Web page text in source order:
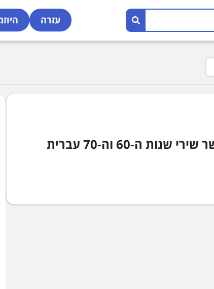
עזרה
שירה בציבור עם דן אילון וגרשון פישר שירי שנות ה-60 וה-70 עברית